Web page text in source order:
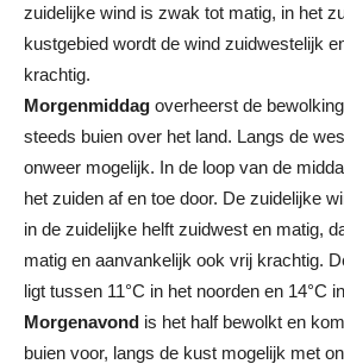
zuidelijke wind is zwak tot matig, in het
kustgebied wordt de wind zuidwestelijk
krachtig.
Morgenmiddag overheerst de
steeds buien over het land. Langs de
onweer mogelijk. In de loop van de
het zuiden af en toe door. De zuidelijke
in de zuidelijke helft zuidwest en matig,
matig en aanvankelijk ook vrij krachtig.
ligt tussen 11°C in het noorden en 14°C
Morgenavond is het half bewolkt en
buien voor, langs de kust mogelijk met